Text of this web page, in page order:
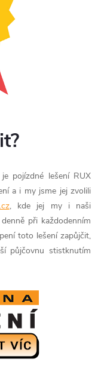
pojízdné lešení RUX
a i my jsme jej zvolili
, kde jej my i naši
při každodenním
toto lešení zapůjčit,
půjčovnu stistknutím